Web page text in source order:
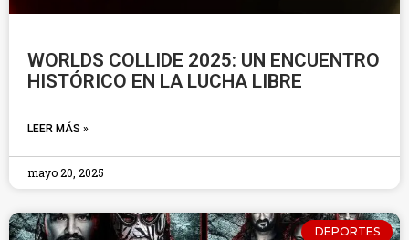
WORLDS COLLIDE 2025: UN ENCUENTRO
HISTÓRICO EN LA LUCHA LIBRE
LEER MÁS »
mayo 20, 2025
DEPORTES